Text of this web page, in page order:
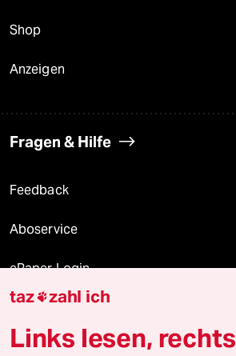
Shop
Anzeigen
Fragen & Hilfe
Feedback
Aboservice
ePaper Login
Downloads für Abonnierende
taz zahl ich
Links lesen, rechts